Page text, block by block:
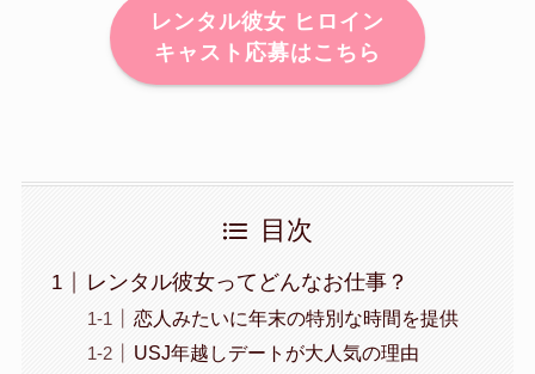
レンタル彼女 ヒロイン
キャスト応募はこちら
目次
レンタル彼女ってどんなお仕事？
恋人みたいに年末の特別な時間を提供
USJ年越しデートが大人気の理由